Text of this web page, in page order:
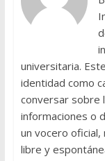
universitaria.
identidad como
conversar sobre
informaciones o
un vocero oficial,
libre y